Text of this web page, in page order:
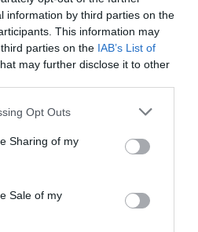
information by third parties on the
This information may
parties on the IAB’s List of
may further disclose it to other
Opt Outs
Sharing of my
Sale of my